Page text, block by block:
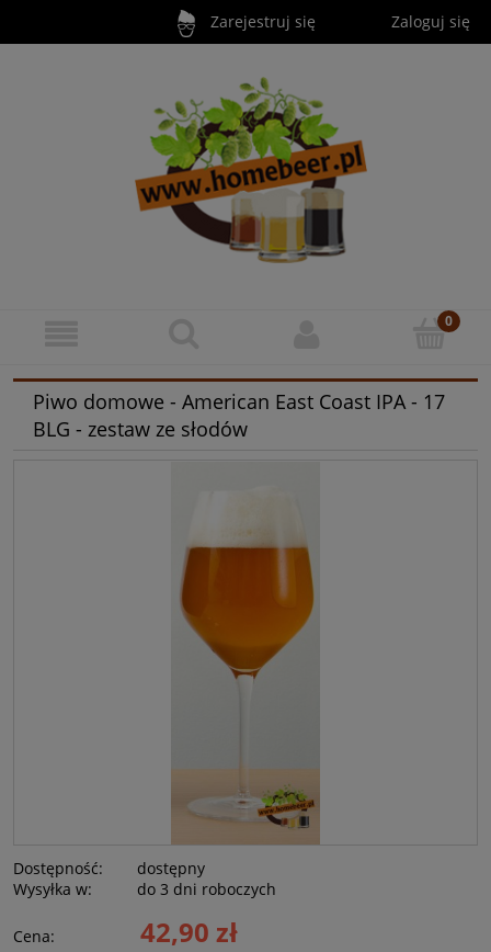
Zarejestruj się Zaloguj się
Piwo domowe - American East Coast IPA - 17
BLG - zestaw ze słodów
Dostępność:
dostępny
Wysyłka w:
do 3 dni roboczych
Cena: 42,90 zł